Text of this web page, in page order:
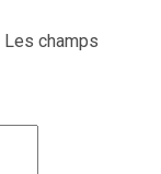
Les champs